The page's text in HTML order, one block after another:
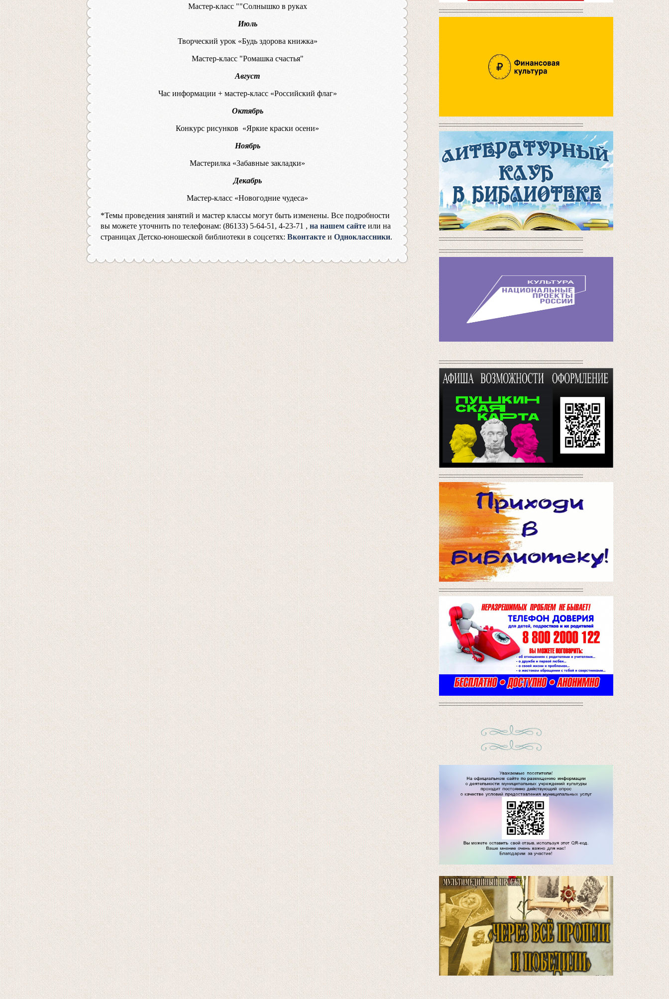
Мастер-класс ""Солнышко в руках
Июль
Творческий урок «Будь здорова книжка»
Мастер-класс "Ромашка счастья"
Август
Час информации + мастер-класс «Российский флаг»
Октябрь
Конкурс рисунков «Яркие краски осени»
Ноябрь
Мастерилка «Забавные закладки»
Декабрь
Мастер-класс «Новогодние чудеса»
*Темы проведения занятий и мастер классы могут быть изменены. Все подробности
вы можете уточнить по телефонам: (86133) 5-64-51, 4-23-71 , на нашем сайте или на
страницах Детско-юношеской библиотеки в соцсетях: Вконтакте и Одноклассники.